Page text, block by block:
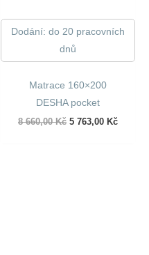
Dodání: do 20 pracovních
dnů
Matrace 160×200
DESHA pocket
8 660,00Kč Původní
5 763,00 Kč